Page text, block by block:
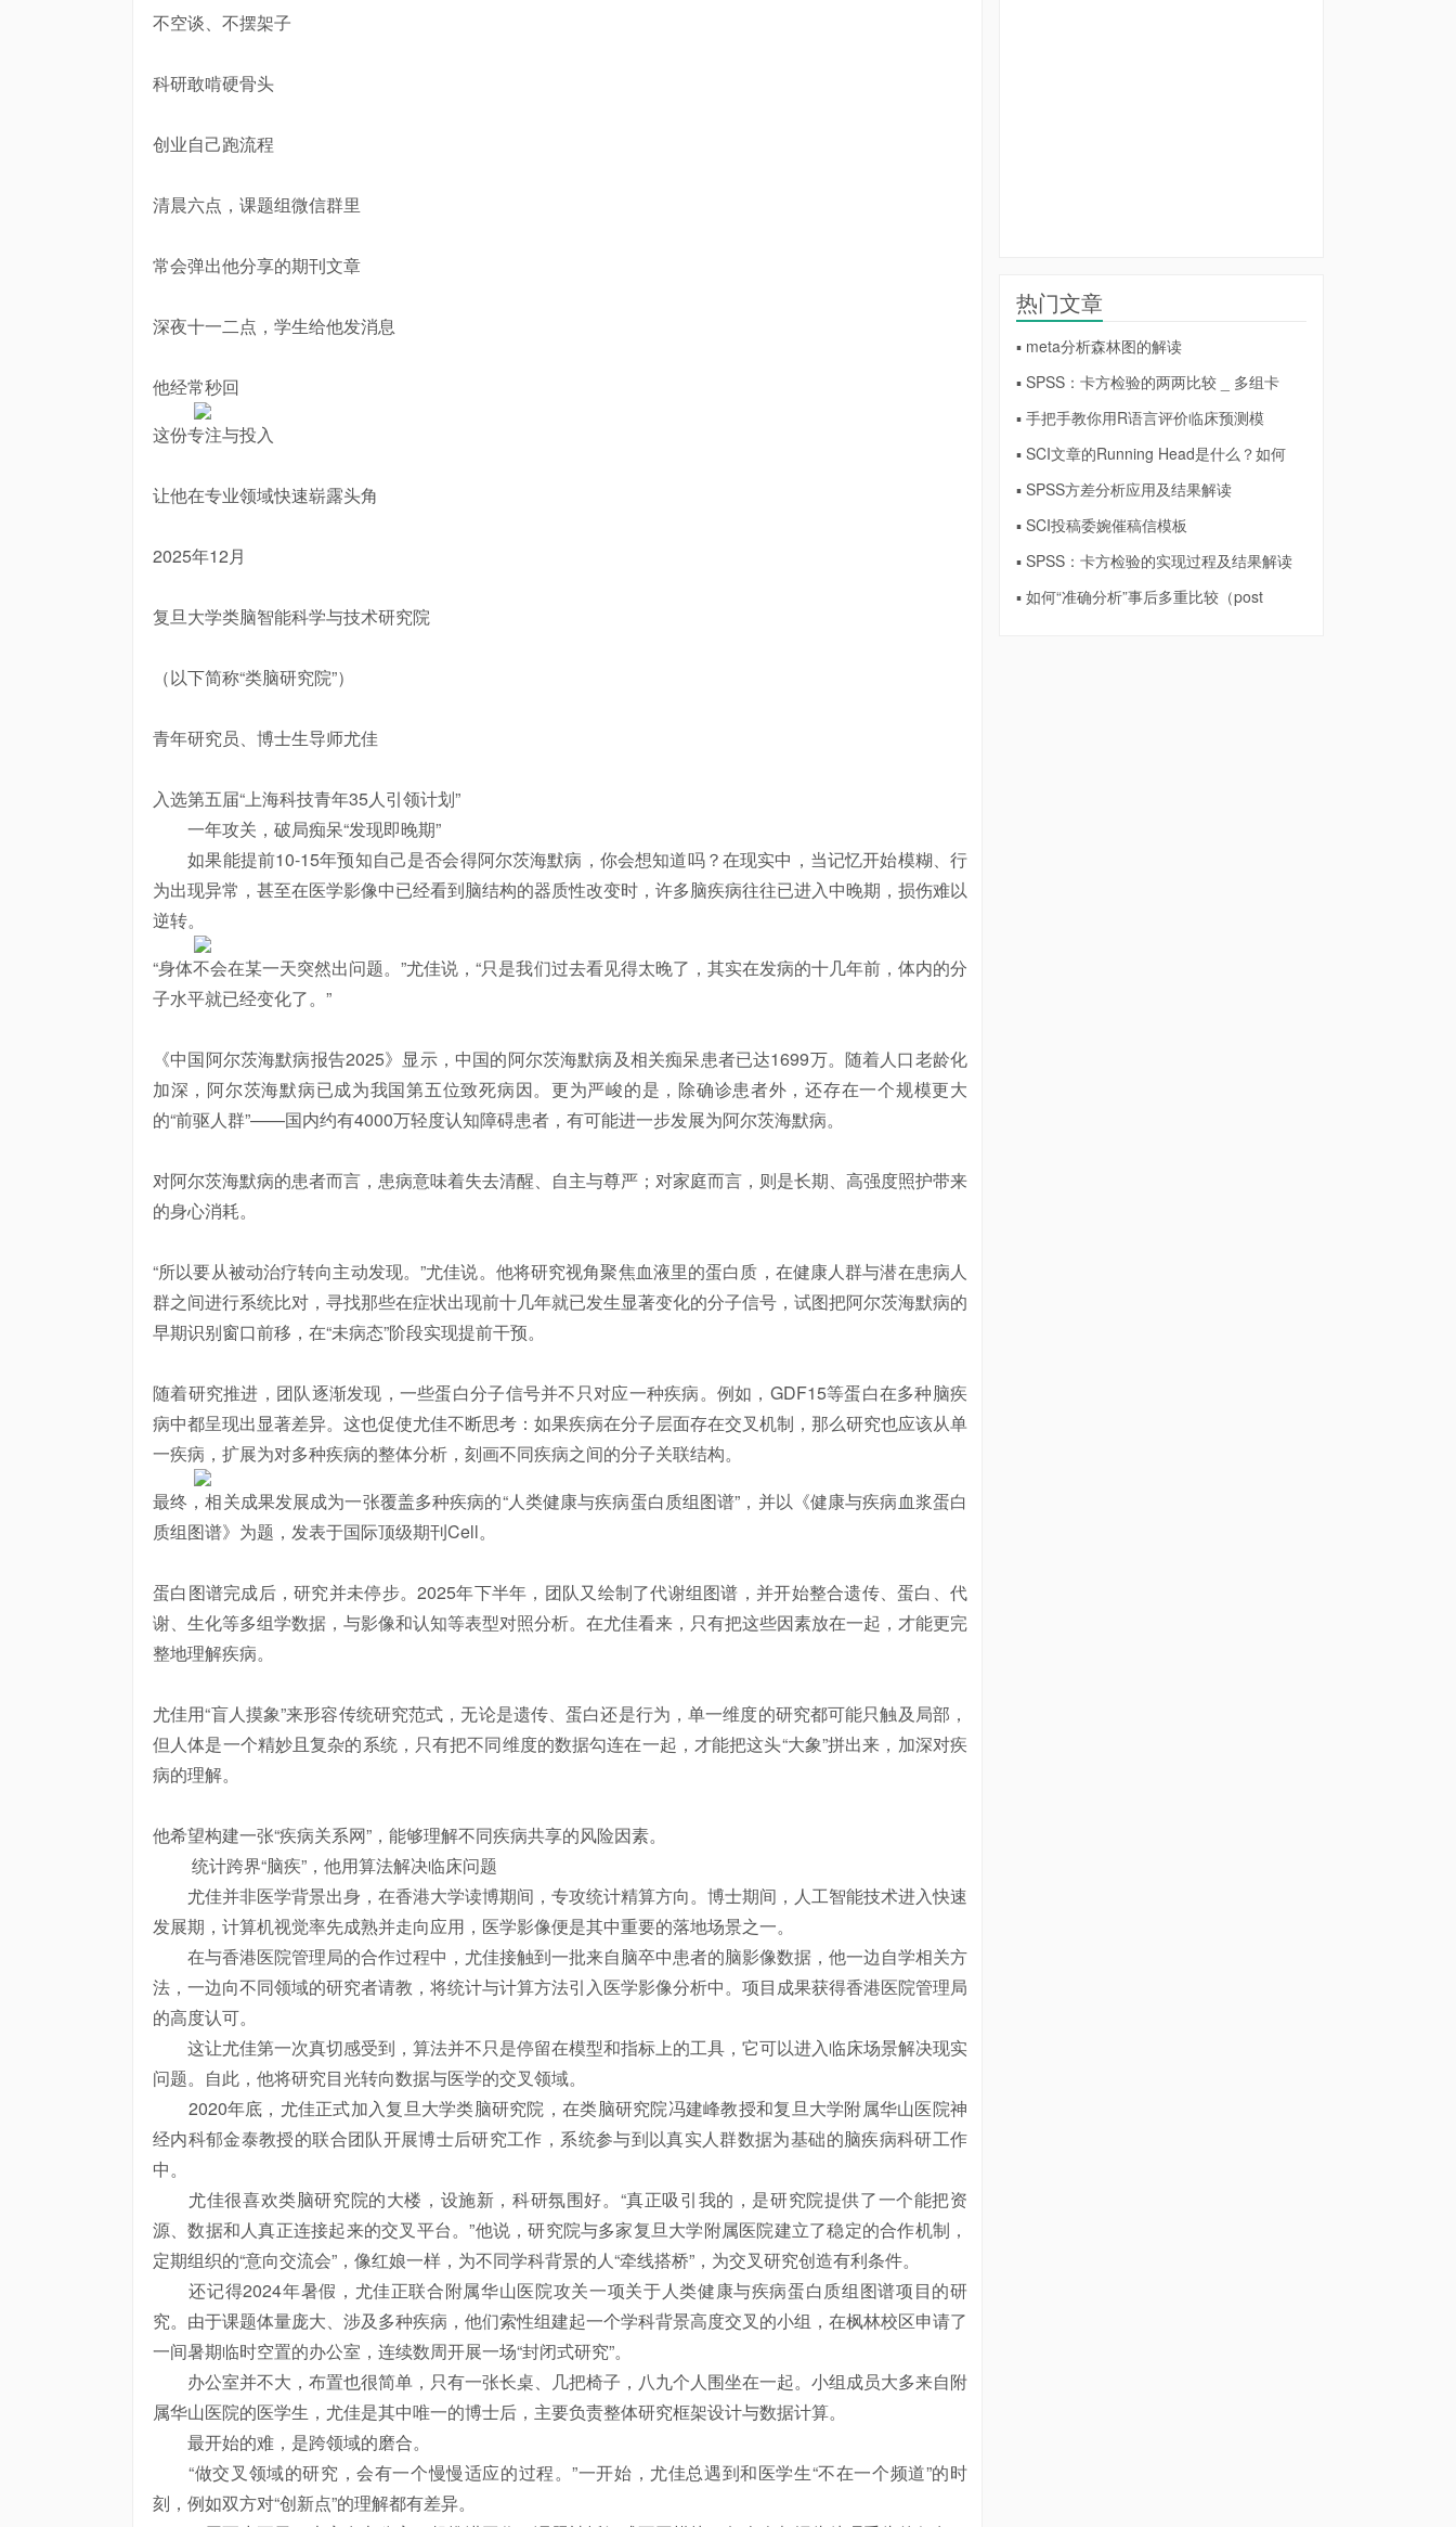
不空谈、不摆架子
科研敢啃硬骨头
创业自己跑流程
清晨六点，课题组微信群里
常会弹出他分享的期刊文章
深夜十一二点，学生给他发消息
他经常秒回
这份专注与投入
让他在专业领域快速崭露头角
2025年12月
复旦大学类脑智能科学与技术研究院
（以下简称“类脑研究院”）
青年研究员、 博士生导师尤佳
入选第五届“上海科技青年35人引领计划”
一年攻关，破局痴呆“发现即晚期”
如果能提前10-15年预知自己是否会得阿尔茨海默病，你会想知道吗？在现实中，当记忆开始模糊、行
为出现异常，甚至在医学影像中已经看到脑结构的器质性改变时，许多脑疾病往往已进入中晚期，损伤难以
逆转。
“身体不会在某一天突然出问题。”尤佳说，“只是我们过去看见得太晚了，其实在发病的十几年前，体内的分
子水平就已经变化了。”
《中国阿尔茨海默病报告2025》显示，中国的阿尔茨海默病及相关痴呆患者已达1699万。随着人口老龄化
加深，阿尔茨海默病已成为我国第五位致死病因。更为严峻的是，除确诊患者外，还存在一个规模更大
的“前驱人群”——国内约有4000万轻度认知障碍患者，有可能进一步发展为阿尔茨海默病。
对阿尔茨海默病的患者而言，患病意味着失去清醒、自主与尊严；对家庭而言，则是长期、高强度照护带来
的身心消耗。
“所以要从被动治疗转向主动发现。”尤佳说。他将研究视角聚焦血液里的蛋白质，在健康人群与潜在患病人
群之间进行系统比对，寻找那些在症状出现前十几年就已发生显著变化的分子信号，试图把阿尔茨海默病的
早期识别窗口前移，在“未病态”阶段实现提前干预。
随着研究推进，团队逐渐发现，一些蛋白分子信号并不只对应一种疾病。例如，GDF15等蛋白在多种脑疾
病中都呈现出显著差异。这也促使尤佳不断思考：如果疾病在分子层面存在交叉机制，那么研究也应该从单
一疾病，扩展为对多种疾病的整体分析，刻画不同疾病之间的分子关联结构。
最终，相关成果发展成为一张覆盖多种疾病的“人类健康与疾病蛋白质组图谱”，并以《健康与疾病血浆蛋白
质组图谱》为题，发表于国际顶级期刊Cell。
蛋白图谱完成后，研究并未停步。2025年下半年，团队又绘制了代谢组图谱，并开始整合遗传、蛋白、代
谢、生化等多组学数据，与影像和认知等表型对照分析。在尤佳看来，只有把这些因素放在一起，才能更完
整地理解疾病。
尤佳用“盲人摸象”来形容传统研究范式，无论是遗传、蛋白还是行为，单一维度的研究都可能只触及局部，
但人体是一个精妙且复杂的系统，只有把不同维度的数据勾连在一起，才能把这头“大象”拼出来，加深对疾
病的理解。
他希望构建一张“疾病关系网”，能够理解不同疾病共享的风险因素。
统计跨界“脑疾”，他用算法解决临床问题
尤佳并非医学背景出身，在香港大学读博期间，专攻统计精算方向。 博士期间， 人工智能技术进入快速
发展期，计算机视觉率先成熟并走向应用，医学影像便是其中重要的落地场景之一。
在与香港医院管理局的合作过程中，尤佳接触到一批来自脑卒中患者的脑影像数据，他一边自学相关方
法，一边向不同领域的研究者请教，将统计与计算方法引入医学影像分析中。项目成果获得香港医院管理局
的高度认可。
这让尤佳第一次真切感受到，算法并不只是停留在模型和指标上的工具，它可以进入临床场景解决现实
问题。自此，他将研究目光转向数据与医学的交叉领域。
2020年底，尤佳正式加入复旦大学类脑研究院，在类脑研究院冯建峰教授和复旦大学附属华山医院神
经内科郁金泰教授的联合团队开展博士后研究工作，系统参与到以真实人群数据为基础的脑疾病科研工作
中。
尤佳很喜欢类脑研究院的大楼，设施新，科研氛围好。“真正吸引我的，是研究院提供了一个能把资
源、数据和人真正连接起来的交叉平台。”他说，研究院与多家复旦大学附属医院建立了稳定的合作机制，
定期组织的“意向交流会”，像红娘一样，为不同学科背景的人“牵线搭桥”，为交叉研究创造有利条件。
还记得2024年暑假，尤佳正联合附属华山医院攻关一项关于人类健康与疾病蛋白质组图谱项目的研
究。由于课题体量庞大、涉及多种疾病，他们索性组建起一个学科背景高度交叉的小组，在枫林校区申请了
一间暑期临时空置的办公室，连续数周开展一场“封闭式研究”。
办公室并不大，布置也很简单，只有一张长桌、几把椅子，八九个人围坐在一起。小组成员大多来自附
属华山医院的医学生，尤佳是其中唯一的博士后，主要负责整体研究框架设计与数据计算。
最开始的难，是跨领域的磨合。
“做交叉领域的研究，会有一个慢慢适应的过程。”一开始，尤佳总遇到和医学生“不在一个频道”的时
刻，例如双方对“创新点”的理解都有差异。
热门文章
▪ meta分析森林图的解读
▪ SPSS：卡方检验的两两比较 _ 多组卡
▪ 手把手教你用R语言评价临床预测模
▪ SCI文章的Running Head是什么？如何
▪ SPSS方差分析应用及结果解读
▪ SCI投稿委婉催稿信模板
▪ SPSS：卡方检验的实现过程及结果解读
▪ 如何“准确分析”事后多重比较（post